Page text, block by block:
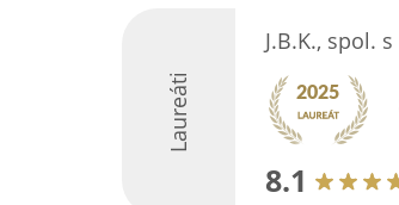
Laureáti
J.B.K., spol.
8.1